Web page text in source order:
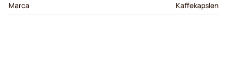
Marca
Kaffekapslen